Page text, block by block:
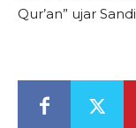
Qur’an” ujar Sandi